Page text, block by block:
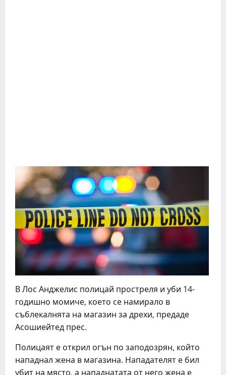
В Лос Анджелис полицай простреля и уби 14-
годишно момиче, което се намирало в
съблекалнята на магазин за дрехи, предаде
Асошиейтед прес.
Полицаят е открил огън по заподозрян, който
нападнал жена в магазина. Нападателят е бил
убит на място, а нападнатата от него жена е